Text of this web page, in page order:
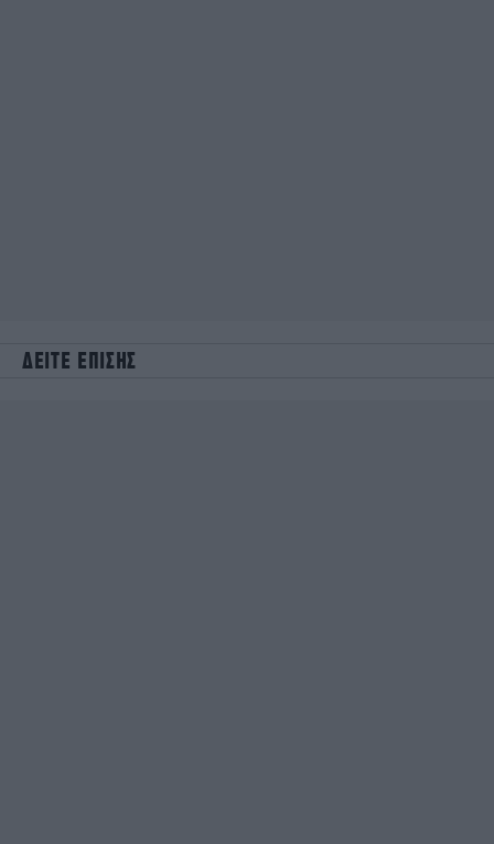
ΔΕΙΤΕ ΕΠΙΣΗΣ